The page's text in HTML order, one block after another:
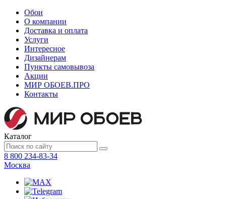
Обои
О компании
Доставка и оплата
Услуги
Интересное
Дизайнерам
Пункты самовывоза
Акции
МИР ОБОЕВ.ПРО
Контакты
Каталог
8 800 234-83-34
Москва